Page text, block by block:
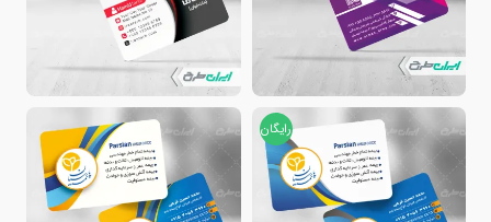
رایگان